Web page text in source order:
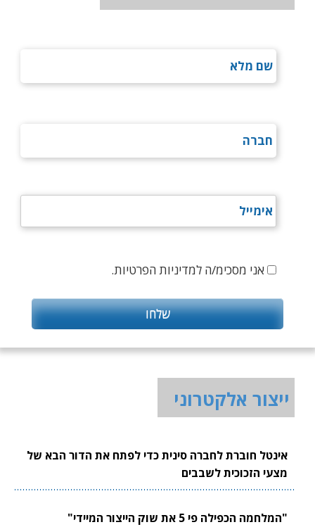
אני מסכימ/ה למדיניות הפרטיות.
ייצור אלקטרוני
אינטל חוברת לחברה סינית כדי לפתח את הדור הבא של
מצעי הזכוכית לשבבים
"המלחמה הכפילה פי 5 את שוק הייצור המיידי"